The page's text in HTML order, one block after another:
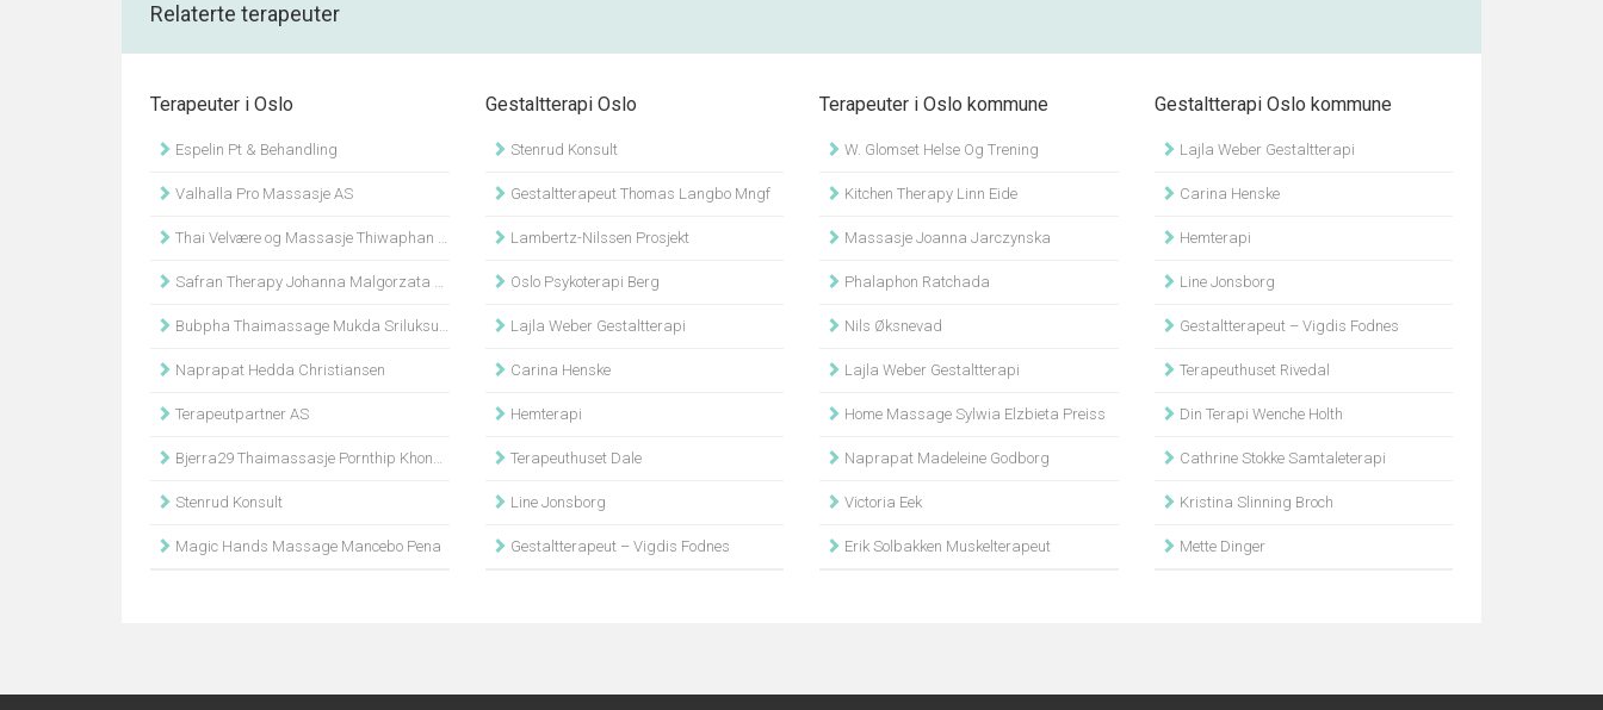
Relaterte terapeuter
Terapeuter i Oslo
Espelin Pt & Behandling
Valhalla Pro Massasje AS
Thai Velvære og Massasje Thiwaphan Khotsakueng
Safran Therapy Johanna Malgorzata Szafran
Bubpha Thaimassage Mukda Sriluksungnern
Naprapat Hedda Christiansen
Terapeutpartner AS
Bjerra29 Thaimassasje Pornthip Khongsap
Stenrud Konsult
Magic Hands Massage Mancebo Pena
Gestaltterapi Oslo
Stenrud Konsult
Gestaltterapeut Thomas Langbo Mngf
Lambertz-Nilssen Prosjekt
Oslo Psykoterapi Berg
Lajla Weber Gestaltterapi
Carina Henske
Hemterapi
Terapeuthuset Dale
Line Jonsborg
Gestaltterapeut – Vigdis Fodnes
Terapeuter i Oslo kommune
W. Glomset Helse Og Trening
Kitchen Therapy Linn Eide
Massasje Joanna Jarczynska
Phalaphon Ratchada
Nils Øksnevad
Lajla Weber Gestaltterapi
Home Massage Sylwia Elzbieta Preiss
Naprapat Madeleine Godborg
Victoria Eek
Erik Solbakken Muskelterapeut
Gestaltterapi Oslo kommune
Lajla Weber Gestaltterapi
Carina Henske
Hemterapi
Line Jonsborg
Gestaltterapeut – Vigdis Fodnes
Terapeuthuset Rivedal
Din Terapi Wenche Holth
Cathrine Stokke Samtaleterapi
Kristina Slinning Broch
Mette Dinger